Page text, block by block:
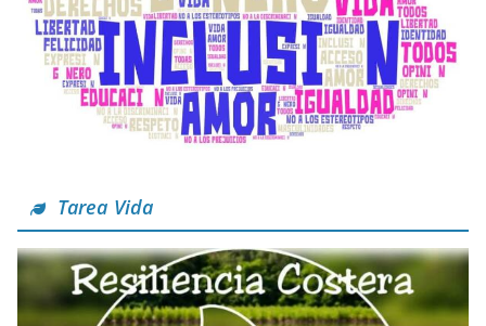
Tarea Vida